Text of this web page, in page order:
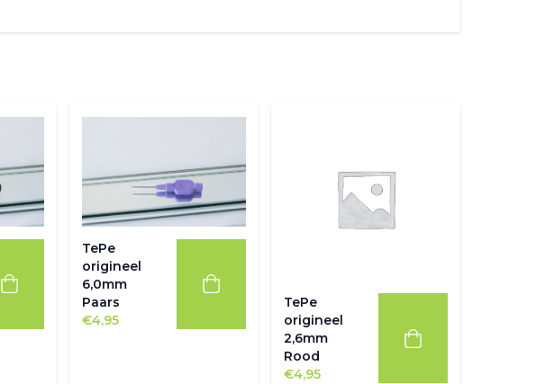
TePe
origineel
6,0mm
Paars
€4,95
TePe
origineel
2,6mm
Rood
€4,95